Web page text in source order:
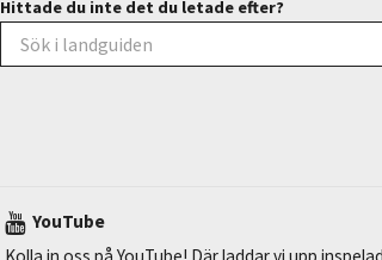
Hittade du inte det du letade efter?
YouTube